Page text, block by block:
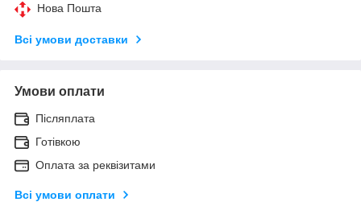
Нова Пошта
Всі умови доставки
Умови оплати
Післяплата
Готівкою
Оплата за реквізитами
Всі умови оплати